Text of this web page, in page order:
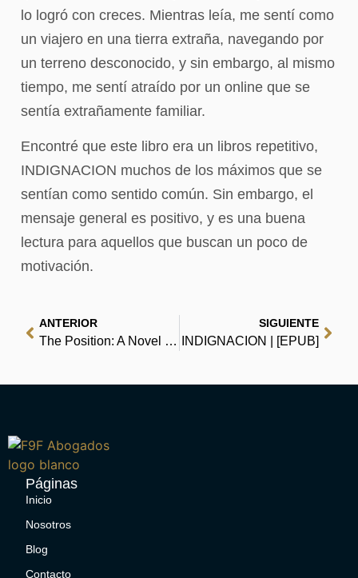
lo logró con creces. Mientras leía, me sentí como
un viajero en una tierra extraña, navegando por
un terreno desconocido, y sin embargo, al mismo
tiempo, me sentí atraído por un online que se
sentía extrañamente familiar.
Encontré que este libro era un libros repetitivo,
INDIGNACION muchos de los máximos que se
sentían como sentido común. Sin embargo, el
mensaje general es positivo, y es una buena
lectura para aquellos que buscan un poco de
motivación.
ANTERIOR
The Position: A Novel – eBooks [EPUB, PDF]
SIGUIENTE
INDIGNACION | [EPUB]
Páginas
Inicio
Nosotros
Blog
Contacto